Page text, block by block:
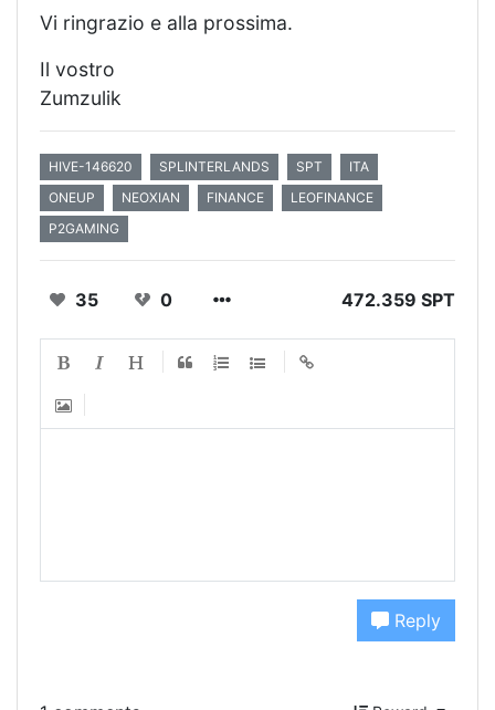
Vi ringrazio e alla prossima.
Il vostro
Zumzulik
HIVE-146620 SPLINTERLANDS SPT
ITA
ONEUP
NEOXIAN FINANCE
LEOFINANCE
P2GAMING
35 0 472.359 SPT
Reply